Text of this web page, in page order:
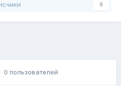
0
0 пользователей